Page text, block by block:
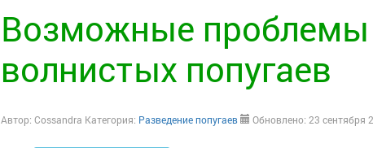
Возможные проблемы
волнистых попугаев
Автор: Cossandra Категория: Разведение попугаев Обновлено: 23 сентября